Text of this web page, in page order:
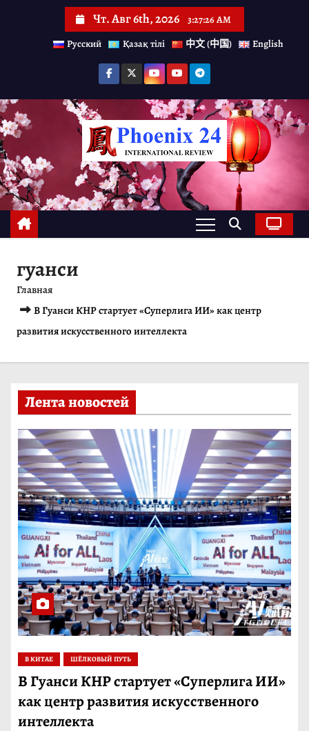
й
т
и
к
с
о
о
Чт. Авг 6th, 2026
3:27:27 AM
Русский
Қазақ тілі 中文 (中国) English
гуанси
Главная
В Гуанси КНР стартует «Суперлига ИИ» как центр
развития искусственного интеллекта
Лента новостей
В КИТАЕ ШЁЛКОВЫЙ ПУТЬ
В Гуанси КНР стартует «Суперлига ИИ»
как центр развития искусственного
интеллекта